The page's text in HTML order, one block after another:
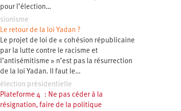
pour l’élection…
sionisme
Le retour de la loi Yadan ?
Le projet de loi de « cohésion républicaine
par la lutte contre le racisme et
l’antisémitisme » n’est pas la résurrection
de la loi Yadan. Il faut le…
élection présidentielle
Plateforme 4 : Ne pas céder à la
résignation, faire de la politique